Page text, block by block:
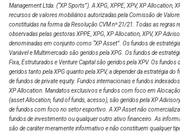
Management Ltda. (“XP Sports”). A XPG, XPPE, XPV, XP Allocation,
recursos de valores mobiliários autorizadas pela Comissão de
constituídas na forma da Resolução CVM nº 21/21. Todas as regras
observadas pelas gestoras XPPE, XPG, XP Allocation, XPV, XP
denominadas em conjunto como “XP Asset”. Os fundos de
Variável e Multimercado são geridos pela XPG. Os fundos de
Fixa, Estruturados e Venture Capital são geridos pela XPV. Os fundos
geridos tanto pela XPG quanto pela XPV, a depender da estratégia do
de fundos de private equity. Fundos internacionais e fundos
XP Allocation. Mandatos exclusivos e fundos com foco em Alocação
(asset Allocation, fund of funds, acesso), são geridos pela XP
de fundos com foco no setor esportivo. A XP Asset não
fundos de investimento ou qualquer outro ativo financeiro. As
são de caráter meramente informativo e não constituem qualquer